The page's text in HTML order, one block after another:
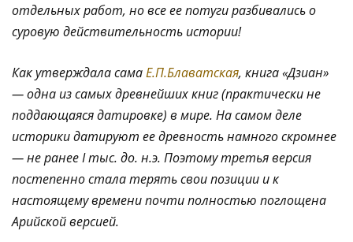
отдельных работ, но все ее потуги разбивались о
суровую действительность истории!
Как утверждала самаЕ.П.Блаватская, книга «Дзиан»
— одна из самых древнейших книг (практически не
поддающаяся датировке) в мире. На самом деле
историки датируют ее древность намного скромнее
— не ранее I тыс. до. н.э. Поэтому третья версия
постепенно стала терять свои позиции и к
настоящему времени почти полностью поглощена
Арийской версией.